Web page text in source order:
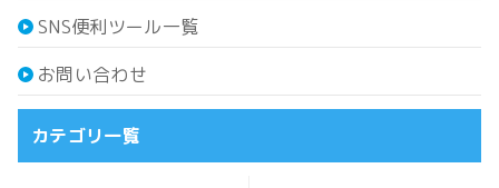
SNS便利ツール一覧
お問い合わせ
カテゴリ一覧